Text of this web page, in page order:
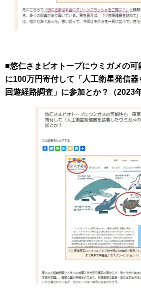
■悠仁さまビオトープにウミガメの
に100万円寄付して「人工衛星発信
回遊経路調査」に参加とか？（2023